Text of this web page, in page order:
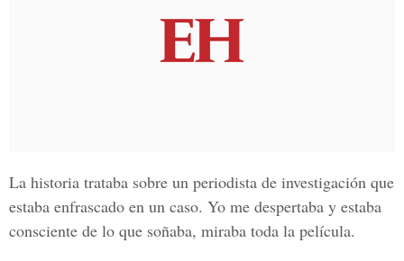
La historia trataba sobre un periodista de investigación que
estaba enfrascado en un caso. Yo me despertaba y estaba
consciente de lo que soñaba, miraba toda la película.